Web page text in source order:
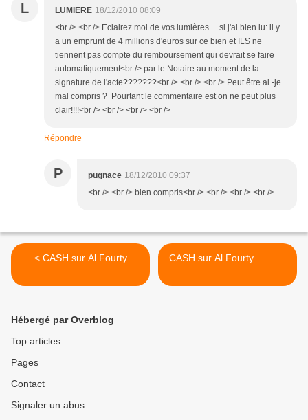
L LUMIERE 18/12/2010 08:09
<br /> <br /> Eclairez moi de vos lumières . si j'ai bien lu: il y
a un emprunt de 4 millions d'euros sur ce bien et ILS ne
tiennent pas compte du remboursement qui devrait se faire
automatiquement<br /> par le Notaire au moment de la
signature de l'acte???????<br /> <br /> <br /> Peut être ai -je
mal compris ? Pourtant le commentaire est on ne peut plus
clair!!!!<br /> <br /> <br /> <br />
Répondre
P pugnace 18/12/2010 09:37
<br /> <br /> bien compris<br /> <br /> <br /> <br />
< CASH sur Al Fourty
CASH sur Al Fourty . . . . . .
. . . . . . . . . . . . . . . . 2 - une
Hébergé par Overblog
Top articles
Pages
Contact
Signaler un abus